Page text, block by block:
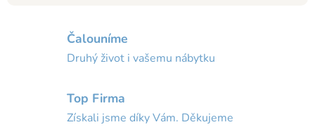
Čalouníme
Druhý život i vašemu nábytku
Top Firma
Získali jsme díky Vám. Děkujeme